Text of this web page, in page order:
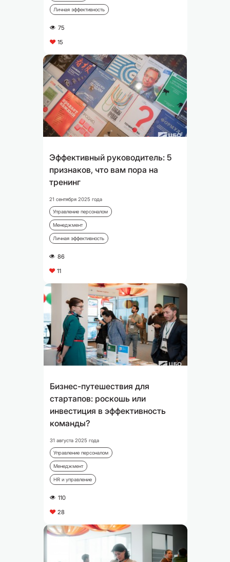
Личная эффективность
A 75
C 15
Эффективный руководитель: 5
признаков, что вам пора на
тренинг
21 сентября 2025 года
Управление персоналом
Менеджмент
Личная эффективность
A 86
C 11
Бизнес-путешествия для
стартапов: роскошь или
инвестиция в эффективность
команды?
31 августа 2025 года
Управление персоналом
Менеджмент
HR и управление
A 110
C 28